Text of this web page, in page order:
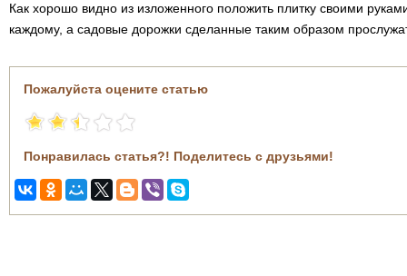
Как хорошо видно из изложенного положить плитку своими
каждому, а садовые дорожки сделанные таким образом
Пожалуйста оцените статью
Понравилась статья?! Поделитесь с друзьями!